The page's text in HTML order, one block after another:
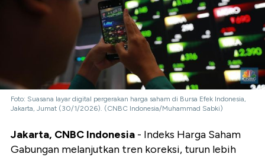
Foto: Suasana layar digital pergerakan harga saham di Bursa Efek Indonesia,
Jakarta, Jumat (30/1/2026). (CNBC Indonesia/Muhammad Sabki)
Jakarta, CNBC Indonesia - Indeks Harga Saham
Gabungan melanjutkan tren koreksi, turun lebih